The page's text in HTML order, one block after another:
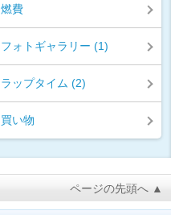
燃費
フォトギャラリー (1)
ラップタイム (2)
買い物
ページの先頭へ ▲